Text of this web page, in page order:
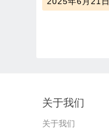
关于我们
关于我们